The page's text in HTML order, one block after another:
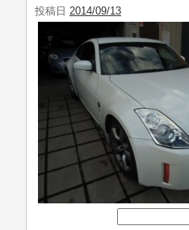
投稿日 2014/09/13